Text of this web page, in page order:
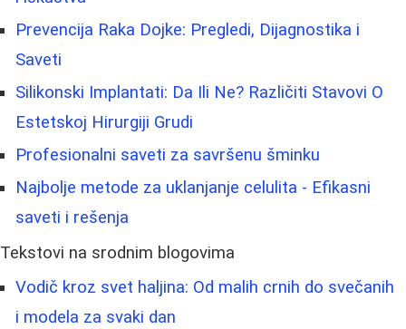
Prevencija Raka Dojke: Pregledi, Dijagnostika i
Saveti
Silikonski Implantati: Da Ili Ne? Različiti Stavovi O
Estetskoj Hirurgiji Grudi
Profesionalni saveti za savršenu šminku
Najbolje metode za uklanjanje celulita - Efikasni
saveti i rešenja
Tekstovi na srodnim blogovima
Vodič kroz svet haljina: Od malih crnih do svečanih
i modela za svaki dan